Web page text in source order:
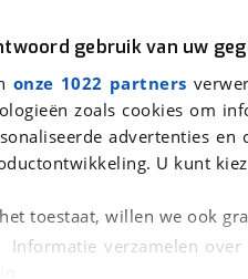
gebruik van uw
onze 1022 partners
zoals cookies om
advertenties
U kunt
toestaat, willen we ook
Informatie verzamelen
Fiets Motor
>Camper
voor